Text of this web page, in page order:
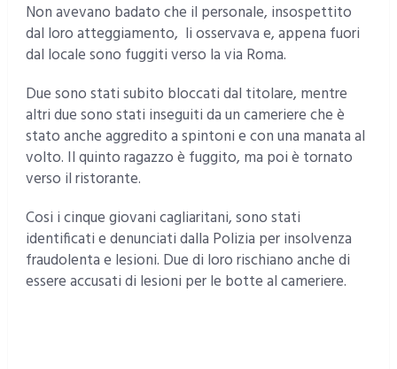
Non avevano badato che il personale, insospettito
dal loro atteggiamento, li osservava e, appena fuori
dal locale sono fuggiti verso la via Roma.
Due sono stati subito bloccati dal titolare, mentre
altri due sono stati inseguiti da un cameriere che è
stato anche aggredito a spintoni e con una manata al
volto. Il quinto ragazzo è fuggito, ma poi è tornato
verso il ristorante.
Cosi i cinque giovani cagliaritani, sono stati
identificati e denunciati dalla Polizia per insolvenza
fraudolenta e lesioni. Due di loro rischiano anche di
essere accusati di lesioni per le botte al cameriere.